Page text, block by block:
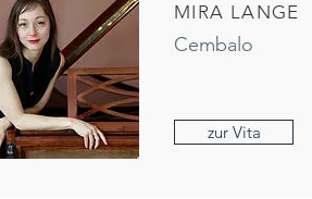
MIRA LANGE
Cembalo
zur Vita